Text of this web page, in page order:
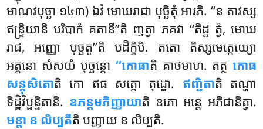
មាណវបុច្ឆា ១៤៣) ឯវំ មោឃរាជា បុច្ឆិតុំ អារភិ. ‘‘ន តាវស្ស
ឥន្ទ្រិយានិ បរិបាកំ គតានី’’តិ ញត្វា ភគវា ‘‘តិដ្ឋ ត្វំ, មោឃ
រាជ, អញ្ញោ បុច្ឆតូ’’តិ បដិក្ខិបិ. តតោ តិស្សមេត្តេយ្យោ
អត្តនោ សំសយំ បុច្ឆន្តោ ‘‘កោធាតិ គាថមាហ. តត្ថ កោធ
សន្តុសិតោតិ កោ ឥធ សត្តោ តុដ្ឋោ. ឥញ្ជិតាតិ តណ្ហា
ទិដ្ឋិវិប្ផន្ទិតានិ. ឧភន្តមភិញ្ញាយាតិ ឧភោ អន្តេ អភិជានិត្វា.
មន្តា ន លិប្បតីតិ បញ្ញាយ ន លិប្បតិ.